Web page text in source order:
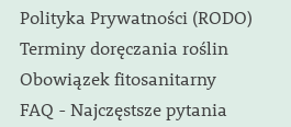
Polityka Prywatności (RODO)
Terminy doręczania roślin
Obowiązek fitosanitarny
FAQ - Najczęstsze pytania